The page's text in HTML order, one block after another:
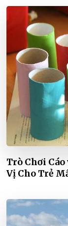
Trò Chơi
Vị Cho Trẻ